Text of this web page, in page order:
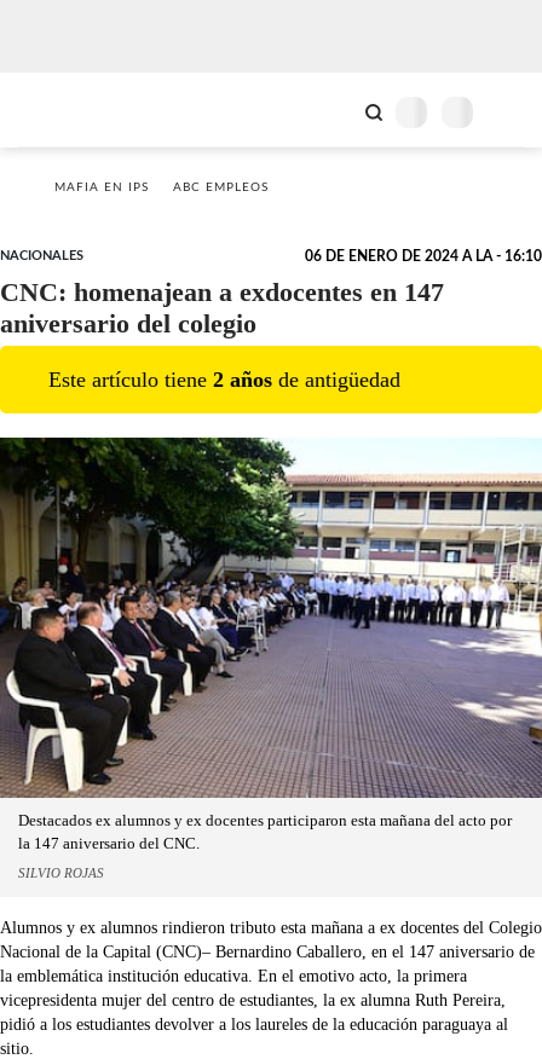
MAFIA EN IPS ABC EMPLEOS
NACIONALES 06 DE ENERO DE 2024 A LA - 16:10
CNC: homenajean a exdocentes en 147
aniversario del colegio
Este artículo tiene 2 años de antigüedad
Destacados ex alumnos y ex docentes participaron esta mañana del acto por
la 147 aniversario del CNC.
SILVIO ROJAS
Alumnos y ex alumnos rindieron tributo esta mañana a ex docentes del Colegio
Nacional de la Capital (CNC)– Bernardino Caballero, en el 147 aniversario de
la emblemática institución educativa. En el emotivo acto, la primera
vicepresidenta mujer del centro de estudiantes, la ex alumna Ruth Pereira,
pidió a los estudiantes devolver a los laureles de la educación paraguaya al
sitio.